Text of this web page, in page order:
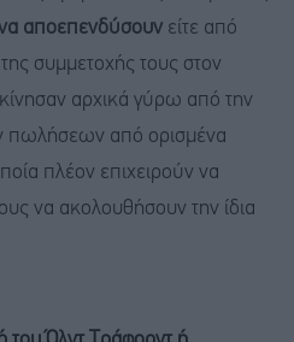
αποεπενδύσουν είτε από
συμμετοχής τους στον
αρχικά γύρω από την
πωλήσεων από ορισμένα
πλέον επιχειρούν να
να ακολουθήσουν την ίδια